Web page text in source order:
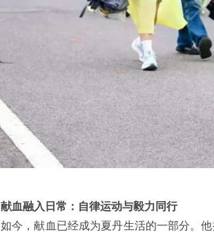
献血融入日常：自律运动与毅力同行
如今，献血已经成为夏丹生活的一部分。